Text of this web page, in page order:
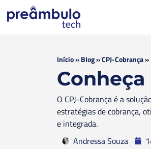
Início»Blog»CPJ-Cobrança»
Conheça
O CPJ-Cobrança é a
estratégias de cobrança,
e integrada.
Andressa Souza